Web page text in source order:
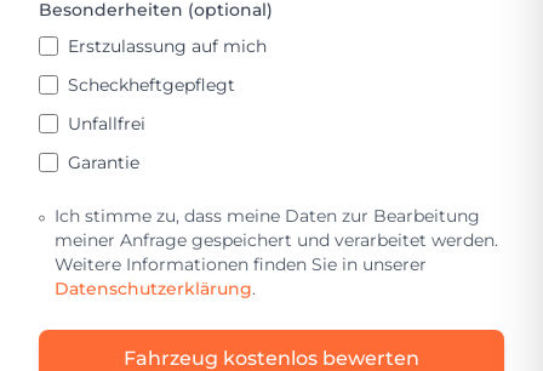
Besonderheiten (optional)
Erstzulassung auf mich
Scheckheftgepflegt
Unfallfrei
Garantie
Ich stimme zu, dass meine Daten zur Bearbeitung
meiner Anfrage gespeichert und verarbeitet werden.
Weitere Informationen finden Sie in unserer
Datenschutzerklärung.
Fahrzeug kostenlos bewerten